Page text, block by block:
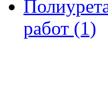
работ (1)